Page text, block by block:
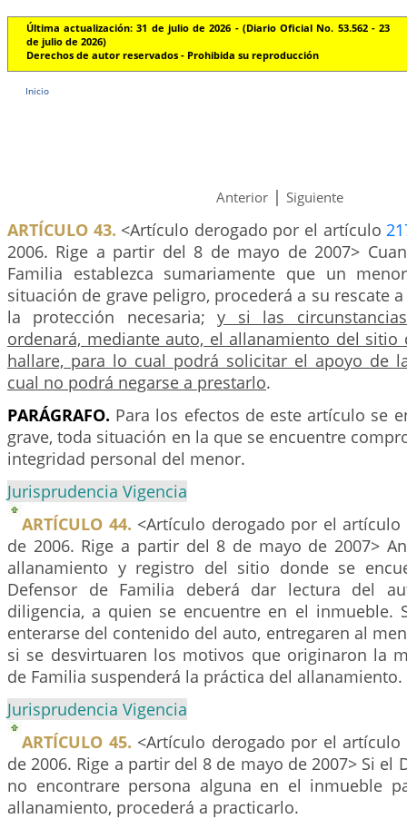
Última actualización: 31 de julio de 2026 - (Diario Oficial No. 53.562 - 23
de julio de 2026)
Derechos de autor reservados - Prohibida su reproducción
Inicio
Anterior | Siguiente
ARTÍCULO 43. <Artículo derogado por el artículo
2006. Rige a partir del 8 de mayo de 2007>
Familia establezca sumariamente que un
situación de grave peligro, procederá a su rescate
la protección necesaria;y si las
ordenará, mediante auto, el allanamiento del sitio
hallare, para lo cual podrá solicitar el apoyo de
cual no podrá negarse a prestarlo.
PARÁGRAFO. Para los efectos de este artículo se
grave, toda situación en la que se encuentre
integridad personal del menor.
Jurisprudencia Vigencia
ARTÍCULO 44. <Artículo derogado por el artículo
de 2006. Rige a partir del 8 de mayo de 2007>
allanamiento y registro del sitio donde se
Defensor de Familia deberá dar lectura del
diligencia, a quien se encuentre en el inmueble.
enterarse del contenido del auto, entregaren al
si se desvirtuaren los motivos que originaron la
de Familia suspenderá la práctica del allanamiento.
Jurisprudencia Vigencia
ARTÍCULO 45. <Artículo derogado por el artículo
de 2006. Rige a partir del 8 de mayo de 2007> Si el
no encontrare persona alguna en el inmueble
allanamiento, procederá a practicarlo.